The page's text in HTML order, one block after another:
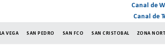
Canal de
Canal de
LA VEGA SAN PEDRO SAN FCO SAN CRISTOBAL ZONA